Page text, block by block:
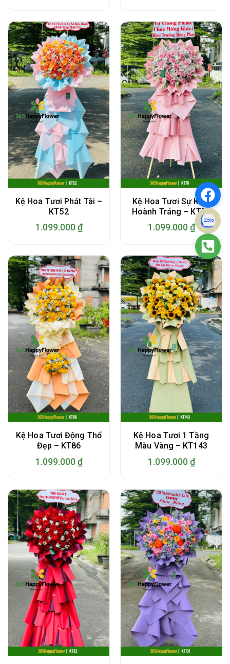
Kệ Hoa Tươi Phát Tài –
KT52
1.099.000 ₫
Kệ Hoa Tươi Sự Kiện
Hoành Tráng – KT70
1.099.000 ₫
Kệ Hoa Tươi Động Thổ
Đẹp – KT86
1.099.000 ₫
Kệ Hoa Tươi 1 Tầng
Màu Vàng – KT143
1.099.000 ₫